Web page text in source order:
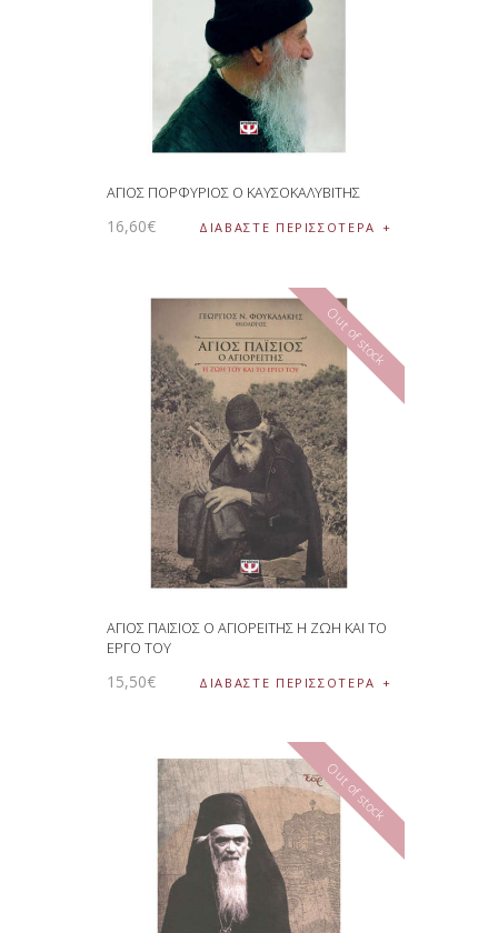
ΑΓΙΟΣ ΠΟΡΦΥΡΙΟΣ Ο ΚΑΥΣΟΚΑΛΥΒΙΤΗΣ
16,60€ ΔΙΑΒΆΣΤΕ ΠΕΡΙΣΣΌΤΕΡΑ
Out of stock
ΑΓΙΟΣ ΠΑΙΣΙΟΣ Ο ΑΓΙΟΡΕΙΤΗΣ Η ΖΩΗ ΚΑΙ ΤΟ
ΕΡΓΟ ΤΟΥ
15,50€ ΔΙΑΒΆΣΤΕ ΠΕΡΙΣΣΌΤΕΡΑ
Out of stock